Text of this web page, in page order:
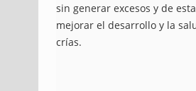
sin generar excesos y de
mejorar el desarrollo y la
crías.